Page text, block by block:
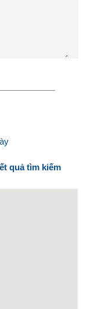
quả tìm kiếm